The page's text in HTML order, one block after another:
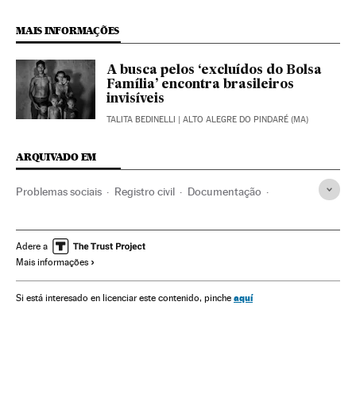
MAIS INFORMAÇÕES
A busca pelos ‘excluídos do Bolsa
Família’ encontra brasileiros
invisíveis
TALITA BEDINELLI | ALTO ALEGRE DO PINDARÉ (MA)
ARQUIVADO EM
Problemas sociais Registro civil Documentação
Poder judicial América do Norte
Sociedade
Adere a
Mais informações
Si está interesado en licenciar este contenido, pinche aquí